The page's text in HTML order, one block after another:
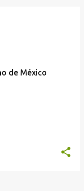
de México